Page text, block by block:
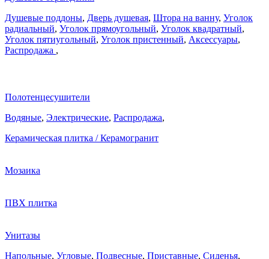
Душевые поддоны, Дверь душевая, Штора на ванну, Уголок
радиальный, Уголок прямоугольный, Уголок квадратный,
Уголок пятиугольный, Уголок пристенный, Аксессуары,
Распродажа ,
Полотенцесушители
Водяные, Электрические, Распродажа,
Керамическая плитка / Керамогранит
Мозаика
ПВХ плитка
Унитазы
Напольные, Угловые, Подвесные, Приставные, Сиденья,